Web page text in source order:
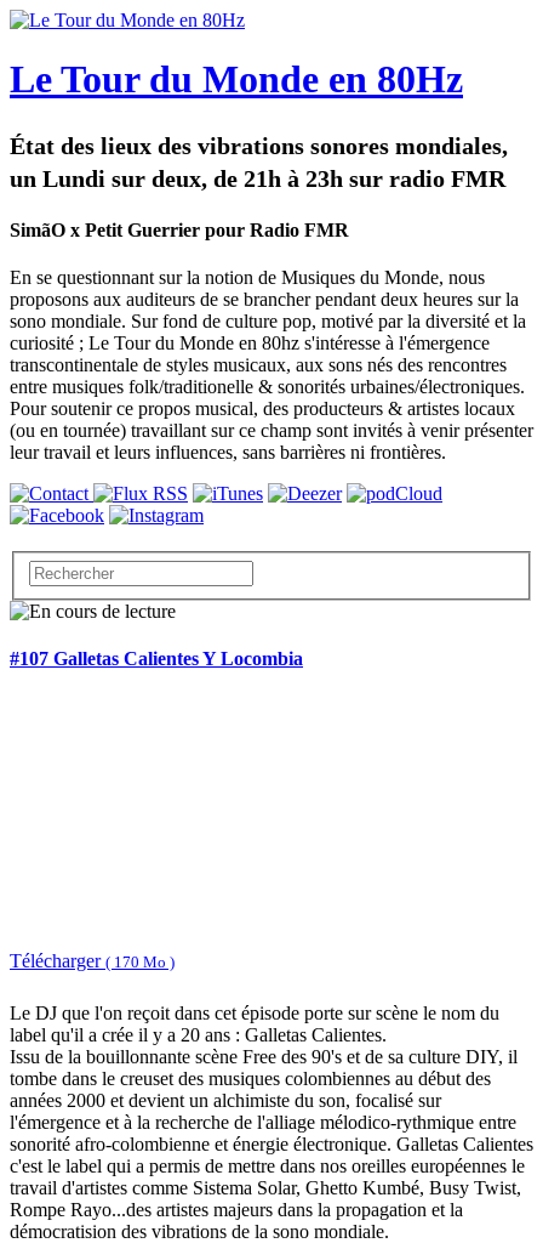
Le Tour du Monde en 80Hz
État des lieux des vibrations sonores mondiales,
un Lundi sur deux, de 21h à 23h sur radio FMR
SimãO x Petit Guerrier pour Radio FMR
En se questionnant sur la notion de Musiques du Monde, nous
proposons aux auditeurs de se brancher pendant deux heures sur la
sono mondiale. Sur fond de culture pop, motivé par la diversité et la
curiosité ; Le Tour du Monde en 80hz s'intéresse à l'émergence
transcontinentale de styles musicaux, aux sons nés des rencontres
entre musiques folk/traditionelle & sonorités urbaines/électroniques.
Pour soutenir ce propos musical, des producteurs & artistes locaux
(ou en tournée) travaillant sur ce champ sont invités à venir présenter
leur travail et leurs influences, sans barrières ni frontières.
#107 Galletas Calientes Y Locombia
Télécharger ( 170 Mo )
Le DJ que l'on reçoit dans cet épisode porte sur scène le nom du
label qu'il a crée il y a 20 ans : Galletas Calientes.
Issu de la bouillonnante scène Free des 90's et de sa culture DIY, il
tombe dans le creuset des musiques colombiennes au début des
années 2000 et devient un alchimiste du son, focalisé sur
l'émergence et à la recherche de l'alliage mélodico-rythmique entre
sonorité afro-colombienne et énergie électronique. Galletas Calientes
c'est le label qui a permis de mettre dans nos oreilles européennes le
travail d'artistes comme Sistema Solar, Ghetto Kumbé, Busy Twist,
Rompe Rayo...des artistes majeurs dans la propagation et la
démocratision des vibrations de la sono mondiale.